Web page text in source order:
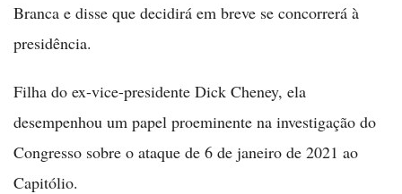
Branca e disse que decidirá em breve se concorrerá à
presidência.
Filha do ex-vice-presidente Dick Cheney, ela
desempenhou um papel proeminente na investigação do
Congresso sobre o ataque de 6 de janeiro de 2021 ao
Capitólio.